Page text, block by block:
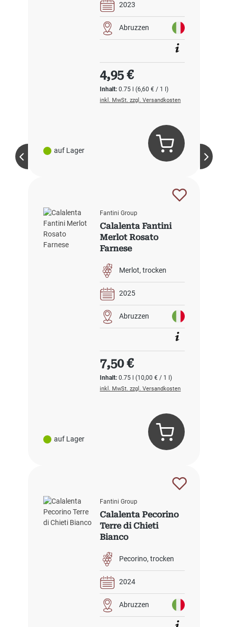
auf Lager
2023
Abruzzen
Inhalt:0.75 l(6,60 € / 1 l)
Regulärer Preis:
4,95 €
inkl. MwSt. zzgl. Versandkosten
auf Lager
Fantini Group
Calalenta Fantini
Merlot Rosato
Farnese
Merlot trocken
2025
Abruzzen
Inhalt:0.75 l(10,00 € / 1 l)
Regulärer Preis:
7,50 €
inkl. MwSt. zzgl. Versandkosten
Fantini Group
Calalenta Pecorino
Terre di Chieti
Bianco
Pecorino trocken
2024
Abruzzen